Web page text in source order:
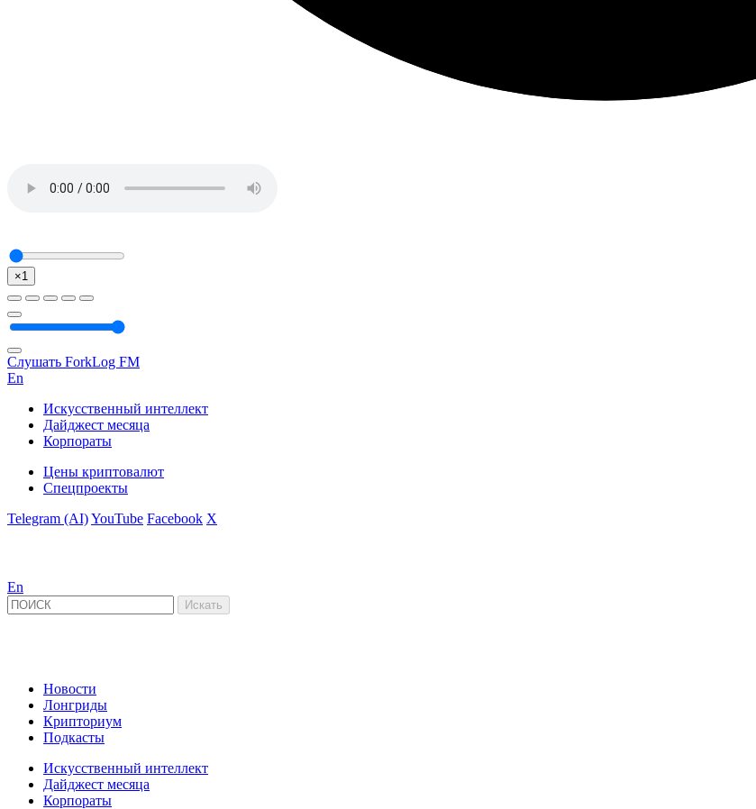
×1
Слушать ForkLog FM
En
Искусственный интеллект
Дайджест месяца
Корпораты
Цены криптовалют
Спецпроекты
Telegram (AI)YouTube Facebook X
En
Новости
Лонгриды
Крипториум
Подкасты
Искусственный интеллект
Дайджест месяца
Корпораты